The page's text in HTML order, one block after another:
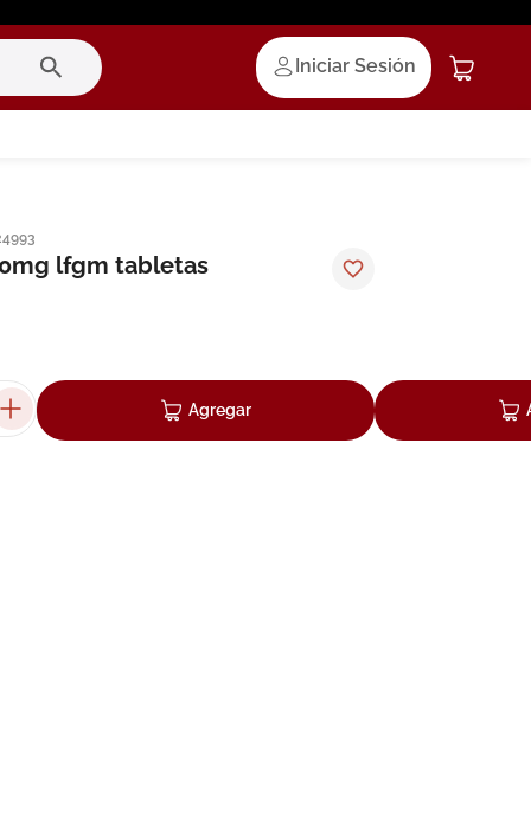
Iniciar Sesión
lfgm tabletas
Agregar